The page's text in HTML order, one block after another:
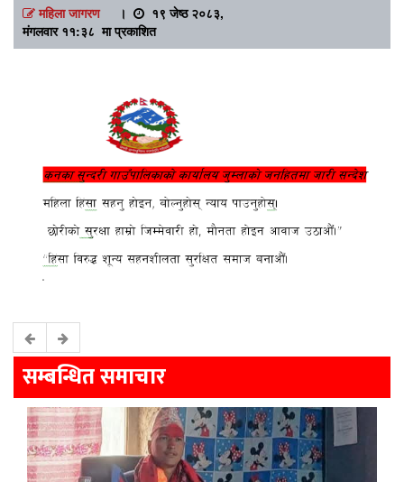
महिला जागरण।
१९ जेष्ठ २०८३,
मंगलवार ११:३८ मा प्रकाशित
सम्बन्धित समाचार